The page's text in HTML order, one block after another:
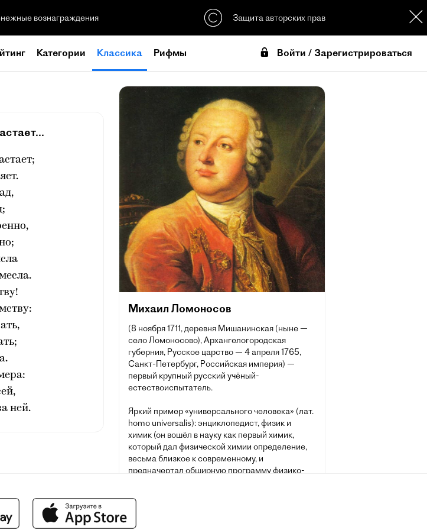
вознаграждения Защита авторских прав
Категории Классика Рифмы Войти / Зарегистрироваться
ней.
Михаил Ломоносов
(8 ноября 1711, деревня Мишанинская (ныне —
село Ломоносово), Архангелогородская
губерния, Русское царство — 4 апреля 1765,
Санкт-Петербург, Российская империя) —
первый крупный русский учёный-
естествоиспытатель.
Яркий пример «универсального человека» (лат.
homo universalis): энциклопедист, физик и
химик (он вошёл в науку как первый химик,
который дал физической химии определение,
весьма близкое к современному, и
предначертал обширную программу физико-